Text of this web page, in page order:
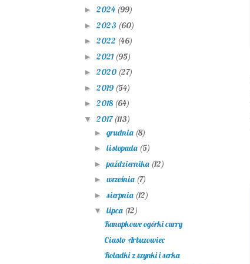
► 2024 (99)
► 2023 (60)
► 2022 (46)
► 2021 (95)
► 2020 (27)
► 2019 (54)
► 2018 (64)
▼ 2017(113)
► grudnia (8)
► listopada (5)
►października (12)
► września (7)
► sierpnia (12)
▼ lipca (12)
Kanapkowe ogórki curry
Ciasto Arbuzowiec
Roladki z szynki i serka